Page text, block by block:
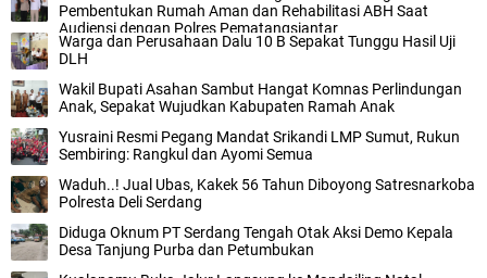
Pembentukan Rumah Aman dan Rehabilitasi ABH Saat
Audiensi dengan Polres Pematangsiantar
Warga dan Perusahaan Dalu 10 B Sepakat Tunggu Hasil Uji
DLH
Wakil Bupati Asahan Sambut Hangat Komnas Perlindungan
Anak, Sepakat Wujudkan Kabupaten Ramah Anak
Yusraini Resmi Pegang Mandat Srikandi LMP Sumut, Rukun
Sembiring: Rangkul dan Ayomi Semua
Waduh..! Jual Ubas, Kakek 56 Tahun Diboyong Satresnarkoba
Polresta Deli Serdang
Diduga Oknum PT Serdang Tengah Otak Aksi Demo Kepala
Desa Tanjung Purba dan Petumbukan